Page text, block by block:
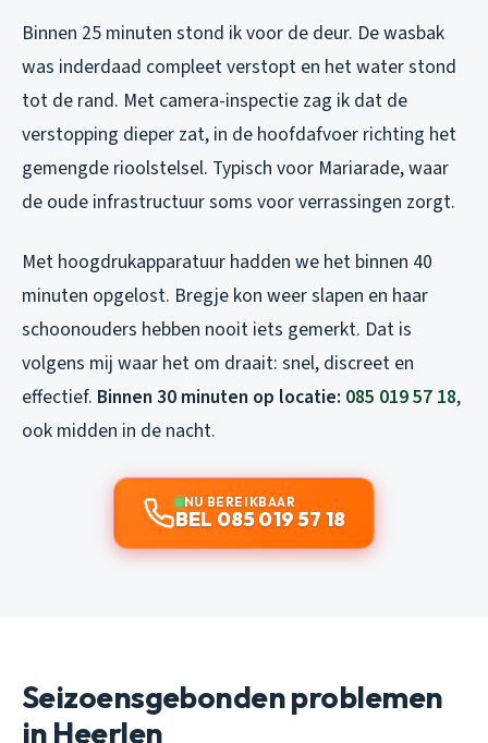
Binnen 25 minuten stond ik voor de deur. De wasbak
was inderdaad compleet verstopt en het water stond
tot de rand. Met camera-inspectie zag ik dat de
verstopping dieper zat, in de hoofdafvoer richting het
gemengde rioolstelsel. Typisch voor Mariarade, waar
de oude infrastructuur soms voor verrassingen zorgt.
Met hoogdrukapparatuur hadden we het binnen 40
minuten opgelost. Bregje kon weer slapen en haar
schoonouders hebben nooit iets gemerkt. Dat is
volgens mij waar het om draait: snel, discreet en
effectief. Binnen 30 minuten op locatie: 085 019 57 18,
ook midden in de nacht.
NU BEREIKBAAR
BEL 085 019 57 18
Seizoensgebonden problemen
in Heerlen